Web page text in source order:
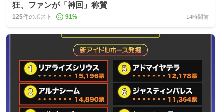
狂、ファンが「神回」称賛
125件のポスト 91% 14時間前